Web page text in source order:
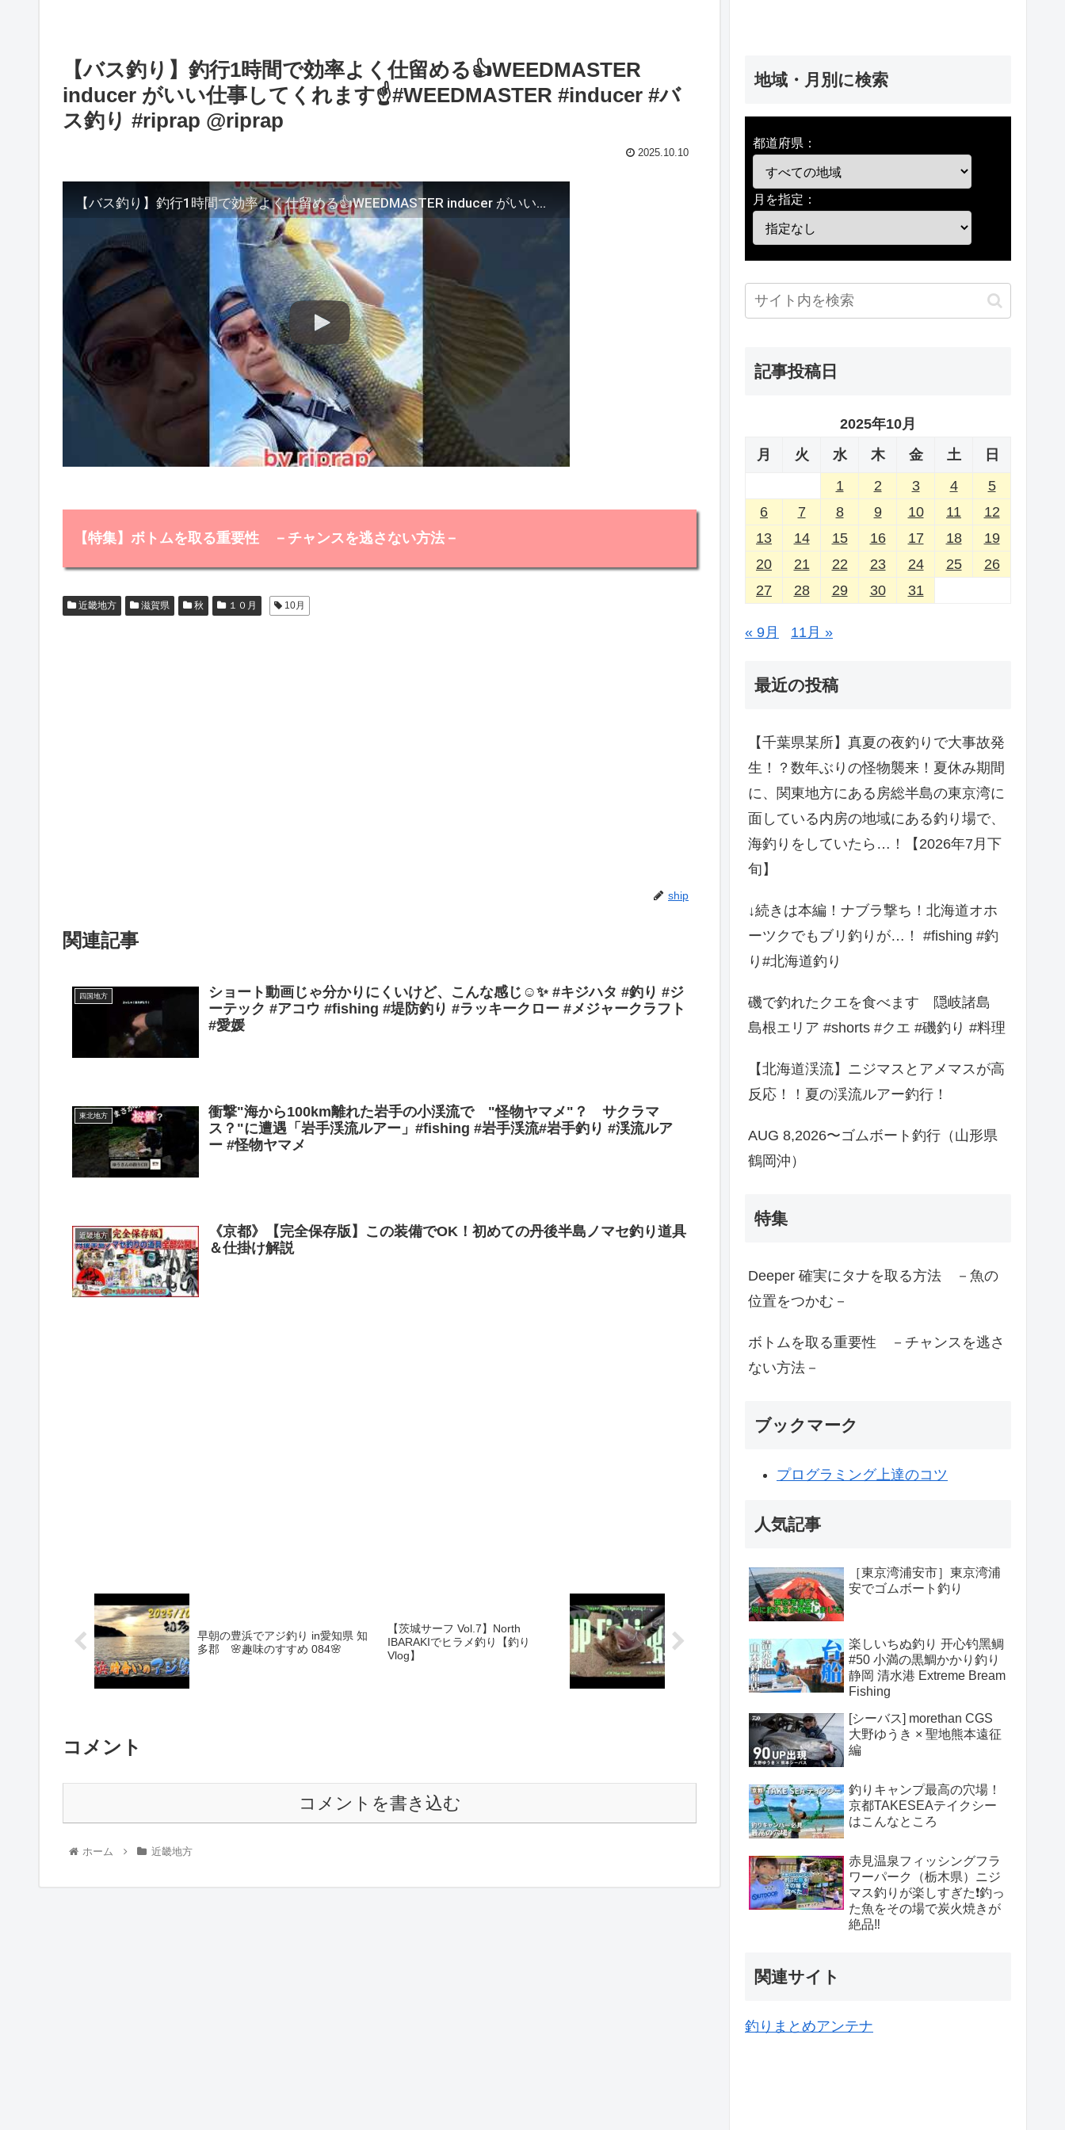
【バス釣り】釣行1時間で効率よく仕留める👍WEEDMASTER
inducer がいい仕事してくれます☝️#WEEDMASTER #inducer #バ
ス釣り #riprap @riprap
2025.10.10
【バス釣り】釣行1時間で効率よく仕留める👍WEEDMASTER inducer がいい仕事してくれます☝️#WEEDMASTER #inducer #バス釣り #riprap @riprap
【特集】ボトムを取る重要性 －チャンスを逃さない方法－
近畿地方 滋賀県 秋 １０月 10月
ship
関連記事
四国地方
ショート動画じゃ分かりにくいけど、こんな感じ☺︎✨ #キジハタ #釣り #ジ
ーテック #アコウ #fishing #堤防釣り #ラッキークロー #メジャークラフト
#愛媛
東北地方
衝撃"海から100km離れた岩手の小渓流で "怪物ヤマメ"？ サクラマ
ス？"に遭遇「岩手渓流ルアー」#fishing #岩手渓流#岩手釣り #渓流ルア
ー #怪物ヤマメ
近畿地方
《京都》【完全保存版】この装備でOK！初めての丹後半島ノマセ釣り道具
＆仕掛け解説
早朝の豊浜でアジ釣り in愛知県 知
多郡 🌸趣味のすすめ 084🌸
【茨城サーフ Vol.7】North
IBARAKIでヒラメ釣り【釣り
Vlog】
コメント
コメントを書き込む
ホーム 近畿地方
地域・月別に検索
都道府県：
月を指定：
記事投稿日
2025年10月
月
火 水 木 金 土
日
1
2 3 4
5
6
7 8 9 10 11
12
13
14 15 16 17 18
19
20
21 22 23 24 25
26
27
28 29 30 31
« 9月 11月 »
最近の投稿
【千葉県某所】真夏の夜釣りで大事故発
生！？数年ぶりの怪物襲来！夏休み期間
に、関東地方にある房総半島の東京湾に
面している内房の地域にある釣り場で、
海釣りをしていたら…！【2026年7月下
旬】
↓続きは本編！ナブラ撃ち！北海道オホ
ーツクでもブリ釣りが…！ #fishing #釣
り#北海道釣り
磯で釣れたクエを食べます 隠岐諸島
島根エリア #shorts #クエ #磯釣り #料理
【北海道渓流】ニジマスとアメマスが高
反応！！夏の渓流ルアー釣行！
AUG 8,2026〜ゴムボート釣行（山形県
鶴岡沖）
特集
Deeper 確実にタナを取る方法 －魚の
位置をつかむ－
ボトムを取る重要性 －チャンスを逃さ
ない方法－
ブックマーク
プログラミング上達のコツ
人気記事
［東京湾浦安市］東京湾浦
安でゴムボート釣り
楽しいちぬ釣り 开心钓黑鲷
#50 小満の黒鯛かかり釣り
静岡 清水港 Extreme Bream
Fishing
[シーバス] morethan CGS
大野ゆうき × 聖地熊本遠征
編
釣りキャンプ最高の穴場！
京都TAKESEAテイクシー
はこんなところ
赤見温泉フィッシングフラ
ワーパーク（栃木県）ニジ
マス釣りが楽しすぎた❗️釣っ
た魚をその場で炭火焼きが
絶品‼️
関連サイト
釣りまとめアンテナ